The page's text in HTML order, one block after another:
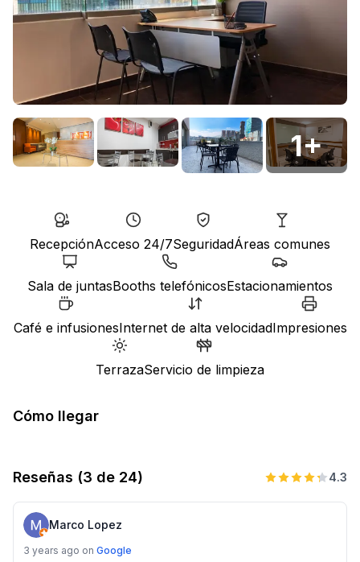
1+
RecepciónAcceso 24/7SeguridadÁreas comunes
Sala de juntasBooths telefónicosEstacionamientos
Café e infusionesInternet de alta velocidadImpresiones
TerrazaServicio de limpieza
Cómo llegar
Reseñas (3 de 24) 4.3
Marco Lopez
3 years ago on Google